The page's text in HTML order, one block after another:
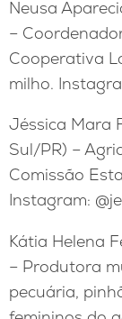
Neusa
–
Cooperativa
milho.
Jéssica Mara
Sul/PR) –
Comissão
Instagram:
Kátia Helena
– Produtora
pecuária,